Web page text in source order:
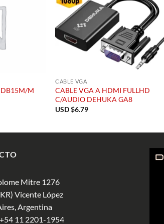
DB15M/M
CABLE VGA
CABLE VGA A HDMI FULLHD
C/AUDIO DEHUKA GA8
USD $6.79
Mitre 1276
Vicente López
Argentina
+54 11 2201-1954